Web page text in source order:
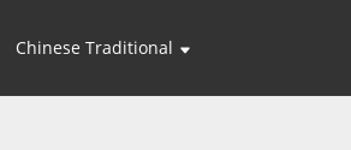
Chinese Traditional